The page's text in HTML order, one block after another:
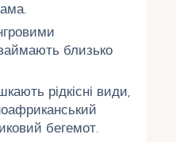
близько
рідкісні види,
бегемот.